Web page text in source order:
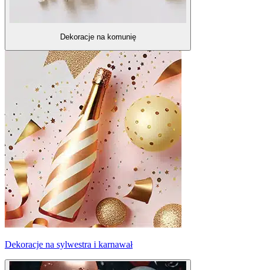
Dekoracje na komunię
Dekoracje na sylwestra i karnawał